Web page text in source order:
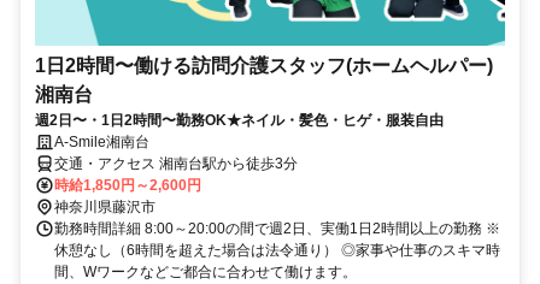
1日2時間〜働ける訪問介護スタッフ(ホームヘルパー)
湘南台
週2日〜・1日2時間〜勤務OK★ネイル・髪色・ヒゲ・服装自由
A-Smile湘南台
交通・アクセス 湘南台駅から徒歩3分
時給1,850円～2,600円
神奈川県藤沢市
勤務時間詳細 8:00～20:00の間で週2日、実働1日2時間以上の勤務 ※
休憩なし（6時間を超えた場合は法令通り） ◎家事や仕事のスキマ時
間、Wワークなどご都合に合わせて働けます。